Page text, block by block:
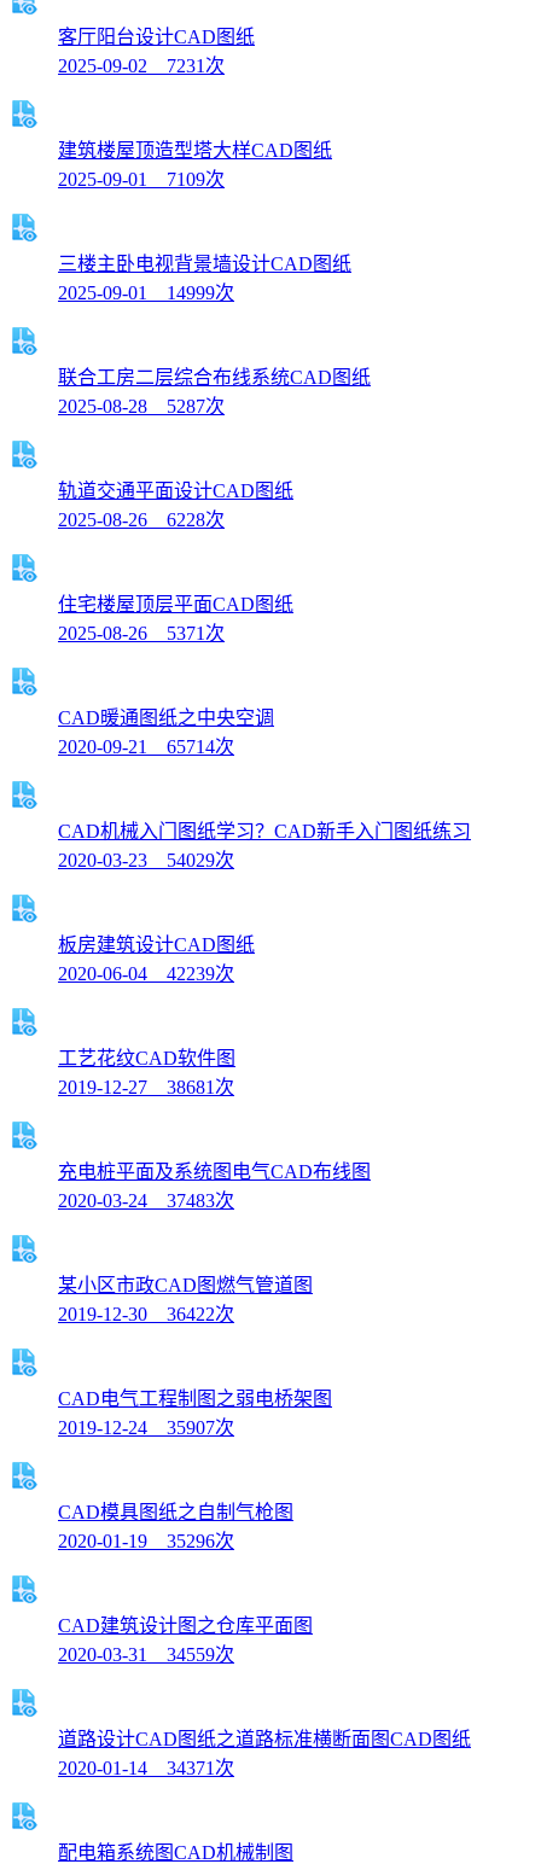
客厅阳台设计CAD图纸
2025-09-02 7231次
建筑楼屋顶造型塔大样CAD图纸
2025-09-01 7109次
三楼主卧电视背景墙设计CAD图纸
2025-09-01 14999次
联合工房二层综合布线系统CAD图纸
2025-08-28 5287次
轨道交通平面设计CAD图纸
2025-08-26 6228次
住宅楼屋顶层平面CAD图纸
2025-08-26 5371次
CAD暖通图纸之中央空调
2020-09-21 65714次
CAD机械入门图纸学习？CAD新手入门图纸练习
2020-03-23 54029次
板房建筑设计CAD图纸
2020-06-04 42239次
工艺花纹CAD软件图
2019-12-27 38681次
充电桩平面及系统图电气CAD布线图
2020-03-24 37483次
某小区市政CAD图燃气管道图
2019-12-30 36422次
CAD电气工程制图之弱电桥架图
2019-12-24 35907次
CAD模具图纸之自制气枪图
2020-01-19 35296次
CAD建筑设计图之仓库平面图
2020-03-31 34559次
道路设计CAD图纸之道路标准横断面图CAD图纸
2020-01-14 34371次
配电箱系统图CAD机械制图